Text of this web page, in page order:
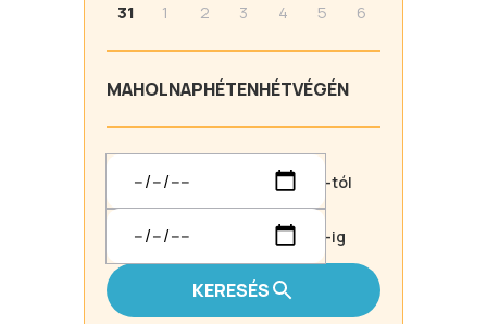
31
1 2 3 4 5 6
MAHOLNAPHÉTENHÉTVÉGÉN
-tól
-ig
KERESÉS